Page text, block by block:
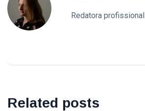
Redatora profissional
Related posts